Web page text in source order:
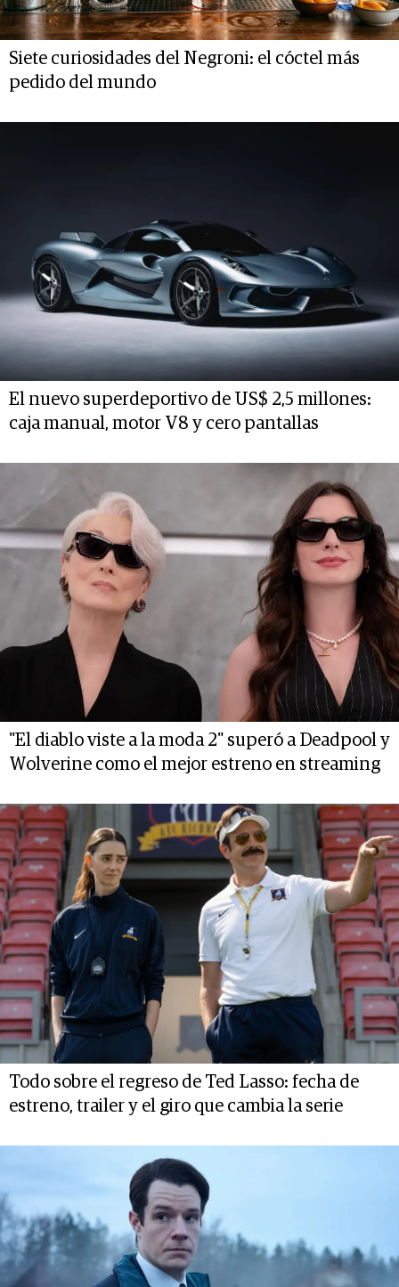
Siete curiosidades del Negroni: el cóctel más
pedido del mundo
El nuevo superdeportivo de US$ 2,5 millones:
caja manual, motor V8 y cero pantallas
"El diablo viste a la moda 2" superó a Deadpool y
Wolverine como el mejor estreno en streaming
Todo sobre el regreso de Ted Lasso: fecha de
estreno, trailer y el giro que cambia la serie